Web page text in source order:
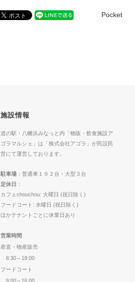
Pocket
施設情報
道の駅・八幡浜みなっと内「物販・飲食施設ア
ゴラマルシェ」は「株式会社アゴラ」が民設民
営にて運営しております。
駐車場 ：普通車１９２台・大型３台
定休日 ：
カフェchouchou: 火曜日 (祝日除く)
フードコート: 水曜日 (祝日除く)
ほかテナントごとに休業日あり
営業時間
産直・物産販売
8:30～18:00
フードコート
9:00～16:00